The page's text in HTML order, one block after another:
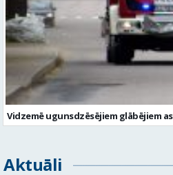
Vidzemē ugunsdzēsējiem glābējiem
Aktuāli